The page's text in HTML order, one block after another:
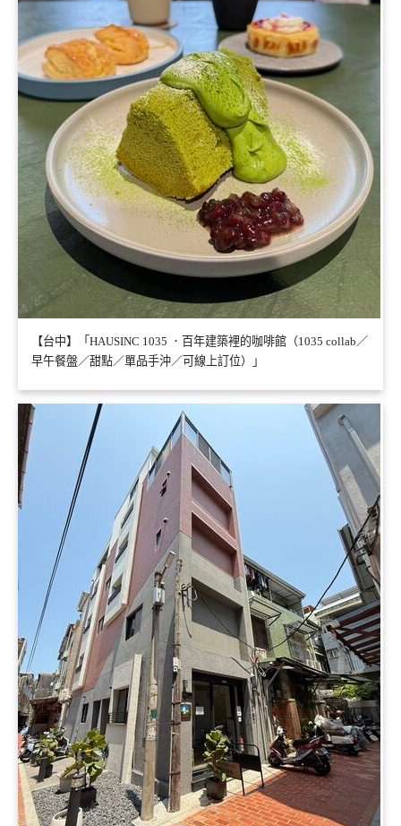
【台中】「HAUSINC 1035 ．百年建築裡的咖啡館（1035 collab／
早午餐盤／甜點／單品手沖／可線上訂位）」